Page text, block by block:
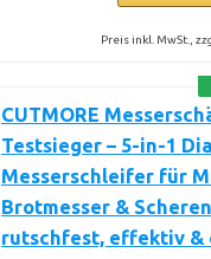
Preis inkl. MwSt.,
CUTMORE
Testsieger – 5-in-1
Messerschleifer für
Brotmesser &
rutschfest, effektiv &